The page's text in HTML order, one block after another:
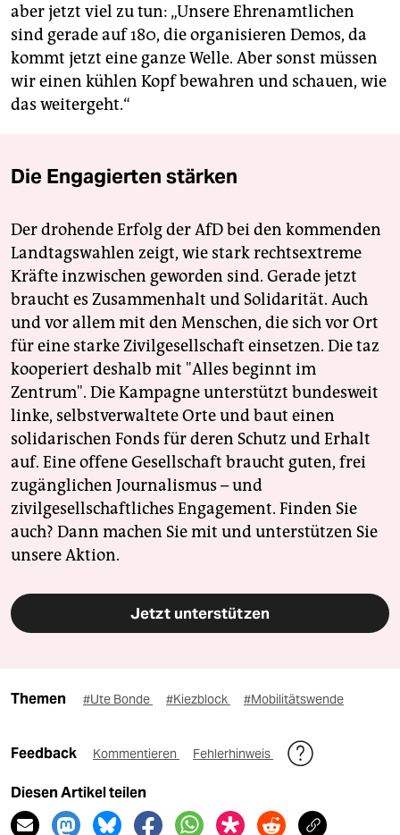
aber jetzt viel zu tun: „Unsere Ehrenamtlichen
sind gerade auf 180, die organisieren Demos, da
kommt jetzt eine ganze Welle. Aber sonst müssen
wir einen kühlen Kopf bewahren und schauen, wie
das weitergeht.“
Die Engagierten stärken
Der drohende Erfolg der AfD bei den kommenden
Landtagswahlen zeigt, wie stark rechtsextreme
Kräfte inzwischen geworden sind. Gerade jetzt
braucht es Zusammenhalt und Solidarität. Auch
und vor allem mit den Menschen, die sich vor Ort
für eine starke Zivilgesellschaft einsetzen. Die taz
kooperiert deshalb mit "Alles beginnt im
Zentrum". Die Kampagne unterstützt bundesweit
linke, selbstverwaltete Orte und baut einen
solidarischen Fonds für deren Schutz und Erhalt
auf. Eine offene Gesellschaft braucht guten, frei
zugänglichen Journalismus – und
zivilgesellschaftliches Engagement. Finden Sie
auch? Dann machen Sie mit und unterstützen Sie
unsere Aktion.
Jetzt unterstützen
Themen #Ute Bonde #Kiezblock #Mobilitätswende
Feedback Kommentieren Fehlerhinweis
Diesen Artikel teilen